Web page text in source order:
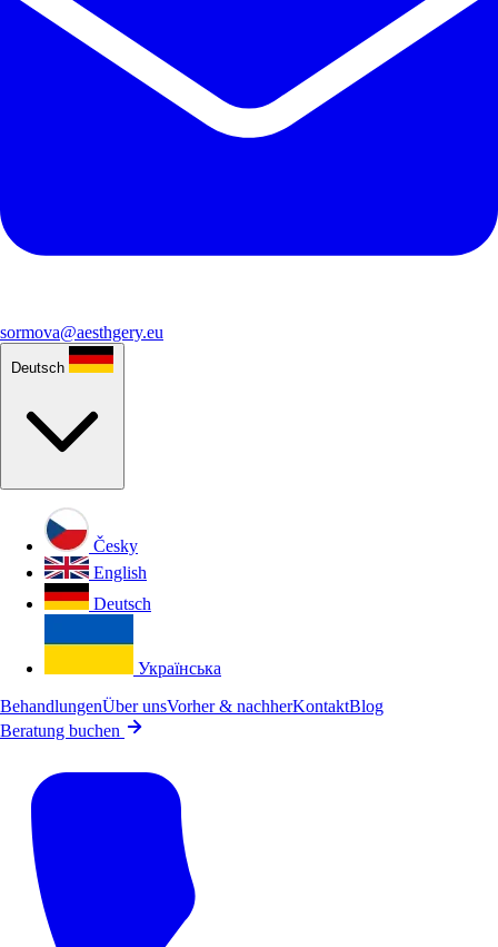
sormova@aesthgery.eu
Deutsch
Česky
English
Deutsch
Українська
BehandlungenÜber unsVorher & nachherKontaktBlog
Beratung buchen